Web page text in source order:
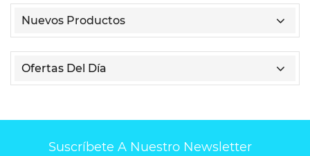
Nuevos Productos
Ofertas Del Día
Suscríbete A Nuestro Newsletter